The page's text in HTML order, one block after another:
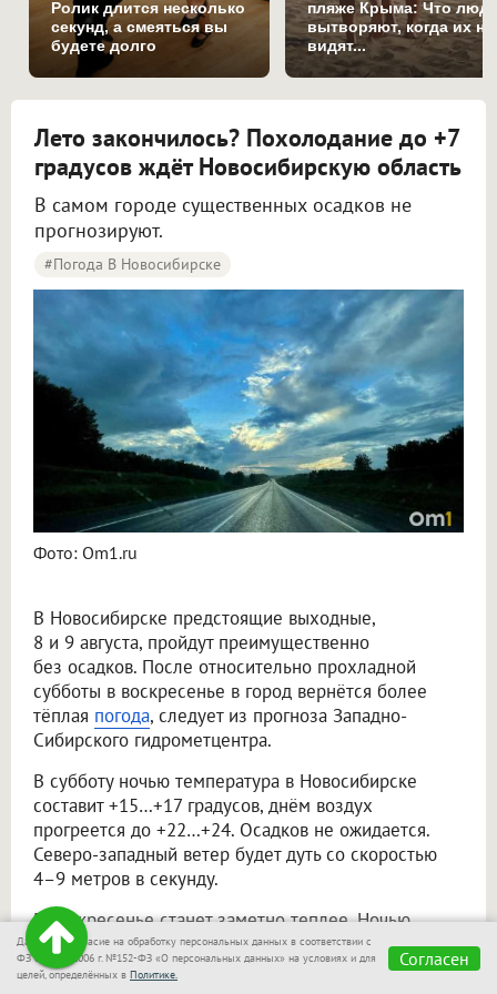
Ролик длится несколько
секунд, а смеяться вы
будете долго
пляже Крыма: Что
вытворяют, когда их не
видят...
Лето закончилось? Похолодание до +7
градусов ждёт Новосибирскую область
В самом городе существенных осадков не
прогнозируют.
#Погода В Новосибирске
Фото: Om1.ru
В Новосибирске предстоящие выходные,
8 и 9 августа, пройдут преимущественно
без осадков. После относительно прохладной
субботы в воскресенье в город вернётся более
тёплая погода, следует из прогноза Западно-
Сибирского гидрометцентра.
В субботу ночью температура в Новосибирске
составит +15…+17 градусов, днём воздух
прогреется до +22…+24. Осадков не ожидается.
Северо-западный ветер будет дуть со скоростью
4–9 метров в секунду.
В воскресенье станет заметно теплее. Ночью
синоптики обещают +13…+15 градусов, а днём —
уже +26…+28. Существенных осадков в городе
Даю своё согласие на обработку персональных данных в соответствии с
ФЗ от 27.07.2006 г. №152-ФЗ «О персональных данных» на условиях и для
целей, определённых в Политике.
Согласен